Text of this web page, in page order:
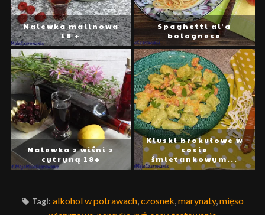
Nalewka malinowa
18 +
Spaghetti al'a
bolognese
Nalewka z wiśni z
cytryną 18+
Kluski brokułowe w
sosie
śmietankowym...
Tagi: alkohol w potrawach,czosnek,marynaty,mięso